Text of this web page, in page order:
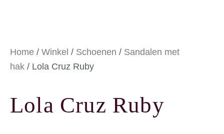
Home / Winkel / Schoenen / Sandalen met
hak / Lola Cruz Ruby
Lola Cruz Ruby